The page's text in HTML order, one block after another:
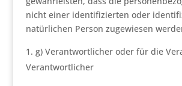
nicht einer identifizierten oder
natürlichen Person zugewiesen
g) Verantwortlicher oder für die
Verantwortlicher